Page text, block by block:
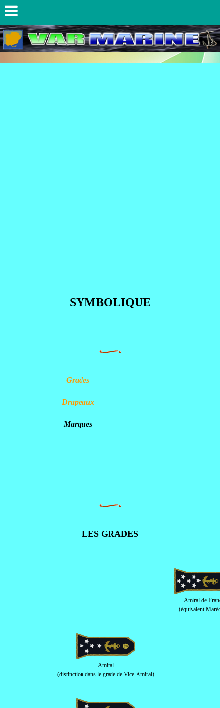
SYMBOLIQUE
Grades
Drapeaux
Marques
LES GRADES
Amiral de
(équivalent
Amiral
(distinction dans le grade de Vice-Amiral)